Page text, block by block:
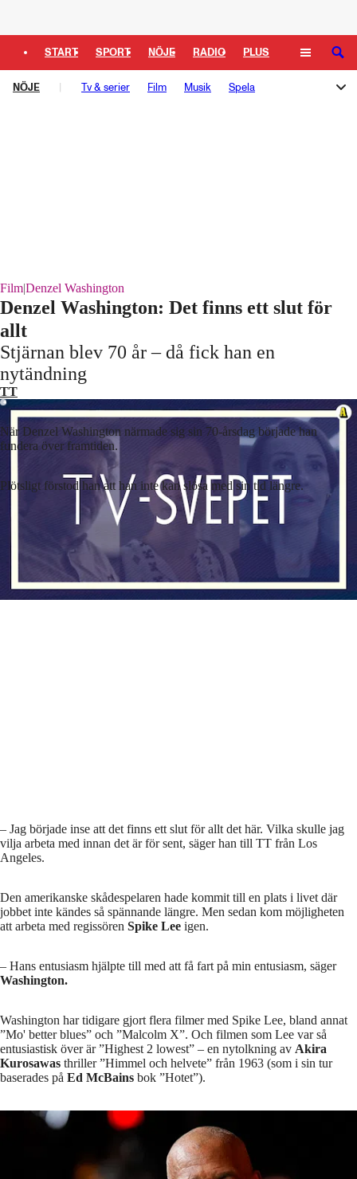
START SPORT NÖJE RADIO PLUS
TV KULTUR LEDARE
SÖK
NÖJE Tv & serier Film Musik Spela
Film|Denzel Washington
Denzel Washington: Det finns ett slut för
allt
Stjärnan blev 70 år – då fick han en
nytändning
TT
När Denzel Washington närmade sig sin 70-årsdag började han
fundera över framtiden.
Plötsligt förstod han att han inte kan slösa med sin tid längre.
– Jag började inse att det finns ett slut för allt det här. Vilka skulle jag
vilja arbeta med innan det är för sent, säger han till TT från Los
Angeles.
Den amerikanske skådespelaren hade kommit till en plats i livet där
jobbet inte kändes så spännande längre. Men sedan kom möjligheten
att arbeta med regissören Spike Lee igen.
– Hans entusiasm hjälpte till med att få fart på min entusiasm, säger
Washington.
Washington har tidigare gjort flera filmer med Spike Lee, bland annat
”Mo' better blues” och ”Malcolm X”. Och filmen som Lee var så
entusiastisk över är ”Highest 2 lowest” – en nytolkning av Akira
Kurosawas thriller ”Himmel och helvete” från 1963 (som i sin tur
baserades på Ed McBains bok ”Hotet”).